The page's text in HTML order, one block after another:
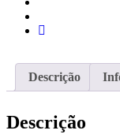
Descrição
Descrição